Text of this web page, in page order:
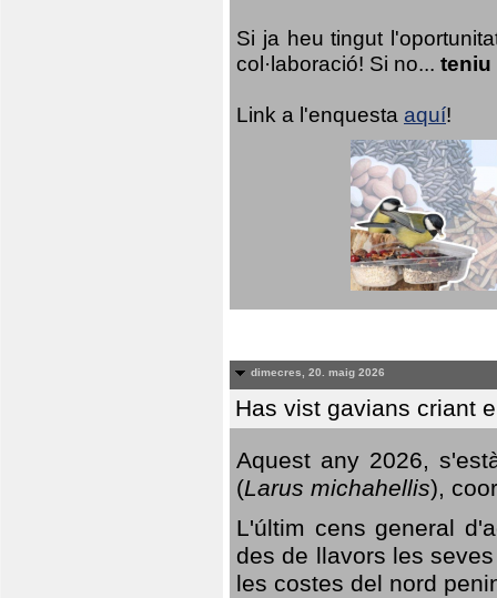
Si ja heu tingut
col·laboració! Si no... teniu
Link a l'enquesta aquí!
dimecres, 20. maig 2026
Has vist gavians criant
Aquest any 2026,
(Larus michahellis),
L'últim cens general
des de llavors les
les costes del nord